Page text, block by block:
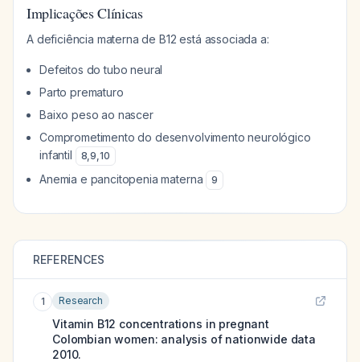
Implicações Clínicas
A deficiência materna de B12 está associada a:
Defeitos do tubo neural
Parto prematuro
Baixo peso ao nascer
Comprometimento do desenvolvimento neurológico
infantil
8,9,10
Anemia e pancitopenia materna 9
REFERENCES
1 Research
Vitamin B12 concentrations in pregnant
Colombian women: analysis of nationwide data
2010.